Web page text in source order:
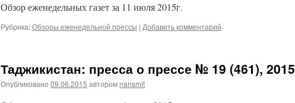
Обзор еженедельных газет за 11 июля 2015г.
Рубрика:Обзоры еженедельной прессы | Добавить комментарий
Таджикистан: пресса о прессе № 19 (461), 2015
Опубликовано 09.06.2015 автором nansmit